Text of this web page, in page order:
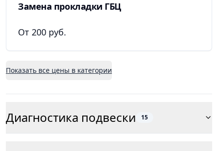
Замена прокладки ГБЦ
От 200 руб.
Показать все цены в категории
Диагностика подвески 15